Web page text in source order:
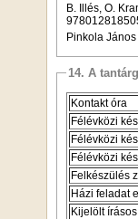
B. Illés, O.
Pinkola
14. A
Kontakt óra
Félévközi
Félévközi
Félévközi
Felkészülés
Házi feladat
Kijelölt